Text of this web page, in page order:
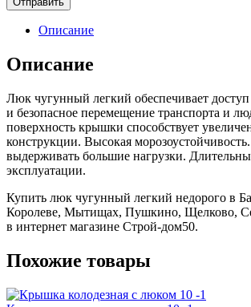
Описание
Описание
Люк чугунный легкий обеспечивает
и безопасное перемещение транспорта и
поверхность крышки способствует
конструкции. Высокая
выдерживать большие нагрузки.
эксплуатации.
Купить люк чугунный легкий недорого в
Королеве, Мытищах, Пушкино, Щелково,
в интернет магазине Строй-дом50.
Похожие товары